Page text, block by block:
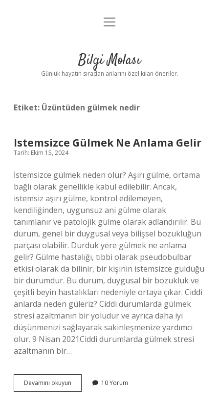
Anasayfa
Yasal Uyarı
menüyü
Bilgi Molası
Günlük hayatın sıradan anlarını özel kılan öneriler.
Etiket: Üzüntüden gülmek nedir
Istemsizce Gülmek Ne Anlama Gelir
Tarih: Ekim 15, 2024
İstemsizce gülmek neden olur? Aşırı gülme, ortama
bağlı olarak genellikle kabul edilebilir. Ancak,
istemsiz aşırı gülme, kontrol edilemeyen,
kendiliğinden, uygunsuz ani gülme olarak
tanımlanır ve patolojik gülme olarak adlandırılır. Bu
durum, genel bir duygusal veya bilişsel bozukluğun
parçası olabilir. Durduk yere gülmek ne anlama
gelir? Gülme hastalığı, tıbbi olarak pseudobulbar
etkisi olarak da bilinir, bir kişinin istemsizce güldüğü
bir durumdur. Bu durum, duygusal bir bozukluk ve
çeşitli beyin hastalıkları nedeniyle ortaya çıkar. Ciddi
anlarda neden güleriz? Ciddi durumlarda gülmek
stresi azaltmanın bir yoludur ve ayrıca daha iyi
düşünmenizi sağlayarak sakinleşmenize yardımcı
olur. 9 Nisan 2021Ciddi durumlarda gülmek stresi
azaltmanın bir…
Devamını okuyun Istemsizce
Gülmek
10 Yorum